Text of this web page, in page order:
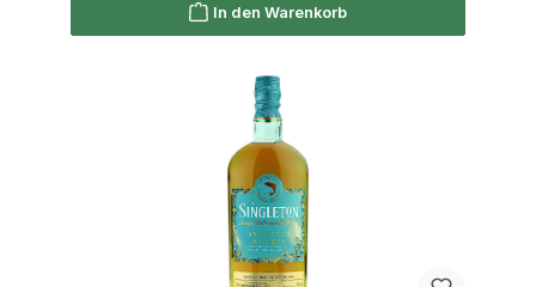
In den Warenkorb